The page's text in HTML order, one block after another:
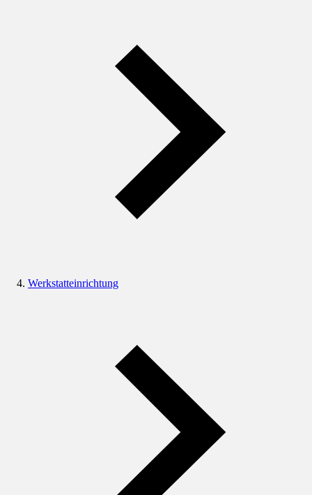
Werkstatteinrichtung